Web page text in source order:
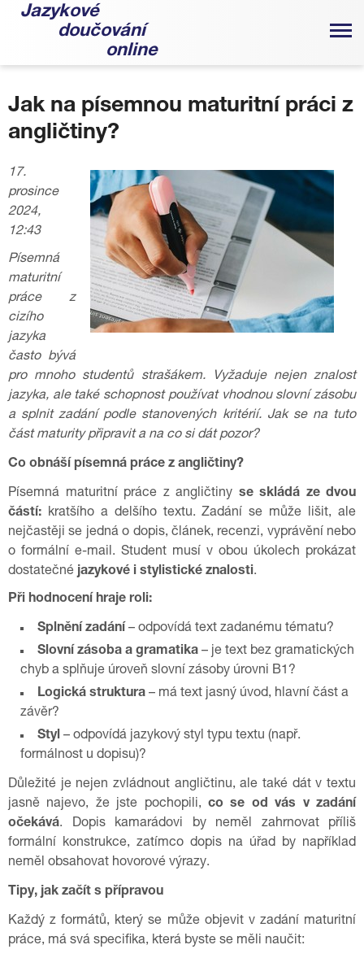
Jazykové
doučování
online
Jak na písemnou maturitní práci z
angličtiny?
17.
prosince
2024,
12:43
Písemná
maturitní
práce z
cizího
jazyka
často bývá
pro mnoho studentů strašákem. Vyžaduje nejen znalost
jazyka, ale také schopnost používat vhodnou slovní zásobu
a splnit zadání podle stanovených kritérií. Jak se na tuto
část maturity připravit a na co si dát pozor?
Co obnáší písemná práce z angličtiny?
Písemná maturitní práce z angličtiny se skládá ze dvou
částí: kratšího a delšího textu. Zadání se může lišit, ale
nejčastěji se jedná o dopis, článek, recenzi, vyprávění nebo
o formální e-mail. Student musí v obou úkolech prokázat
dostatečné jazykové i stylistické znalosti.
Při hodnocení hraje roli:
Splnění zadání – odpovídá text zadanému tématu?
Slovní zásoba a gramatika – je text bez gramatických
chyb a splňuje úroveň slovní zásoby úrovni B1?
Logická struktura – má text jasný úvod, hlavní část a
závěr?
Styl – odpovídá jazykový styl typu textu (např.
formálnost u dopisu)?
Důležité je nejen zvládnout angličtinu, ale také dát v textu
jasně najevo, že jste pochopili, co se od vás v zadání
očekává. Dopis kamarádovi by neměl zahrnovat příliš
formální konstrukce, zatímco dopis na úřad by například
neměl obsahovat hovorové výrazy.
Tipy, jak začít s přípravou
Každý z formátů, který se může objevit v zadání maturitní
práce, má svá specifika, která byste se měli naučit: